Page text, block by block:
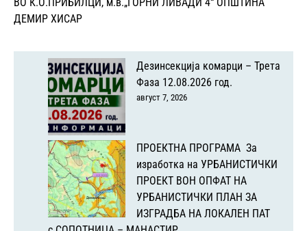
ДЕМИР ХИСАР
Дезинсекција комарци – Трета
Фаза 12.08.2026 год.
август 7, 2026
ПРОЕКТНА ПРОГРАМА За
изработка на УРБАНИСТИЧКИ
ПРОЕКТ ВОН ОПФАТ НА
УРБАНИСТИЧКИ ПЛАН ЗА
ИЗГРАДБА НА ЛОКАЛЕН ПАТ